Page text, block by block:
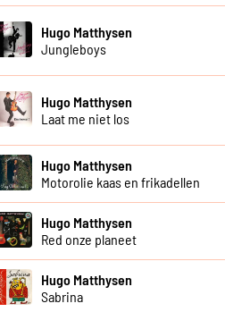
Hugo Matthysen
Jungleboys
Hugo Matthysen
Laat me niet los
Hugo Matthysen
Motorolie kaas en frikadellen
Hugo Matthysen
Red onze planeet
Hugo Matthysen
Sabrina